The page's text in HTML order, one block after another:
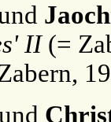
II(=